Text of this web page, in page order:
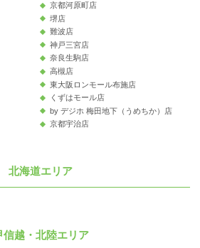
京都河原町店
堺店
難波店
神戸三宮店
奈良生駒店
高槻店
東大阪ロンモール布施店
くずはモール店
by デジホ 梅田地下（うめちか）店
京都宇治店
北海道エリア
信越・北陸エリア